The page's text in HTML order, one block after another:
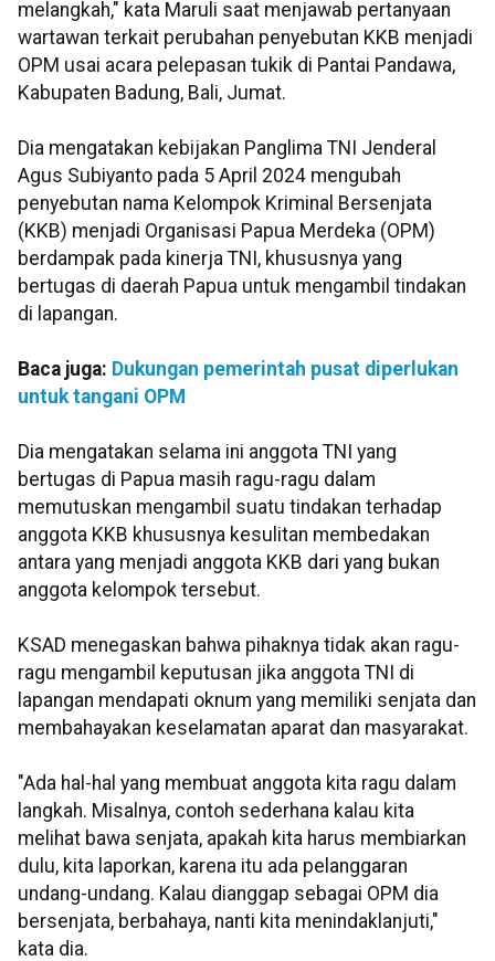
melangkah," kata Maruli saat menjawab pertanyaan
wartawan terkait perubahan penyebutan KKB menjadi
OPM usai acara pelepasan tukik di Pantai Pandawa,
Kabupaten Badung, Bali, Jumat.
Dia mengatakan kebijakan Panglima TNI Jenderal
Agus Subiyanto pada 5 April 2024 mengubah
penyebutan nama Kelompok Kriminal Bersenjata
(KKB) menjadi Organisasi Papua Merdeka (OPM)
berdampak pada kinerja TNI, khususnya yang
bertugas di daerah Papua untuk mengambil tindakan
di lapangan.
Baca juga: Dukungan pemerintah pusat diperlukan
untuk tangani OPM
Dia mengatakan selama ini anggota TNI yang
bertugas di Papua masih ragu-ragu dalam
memutuskan mengambil suatu tindakan terhadap
anggota KKB khususnya kesulitan membedakan
antara yang menjadi anggota KKB dari yang bukan
anggota kelompok tersebut.
KSAD menegaskan bahwa pihaknya tidak akan ragu-
ragu mengambil keputusan jika anggota TNI di
lapangan mendapati oknum yang memiliki senjata dan
membahayakan keselamatan aparat dan masyarakat.
"Ada hal-hal yang membuat anggota kita ragu dalam
langkah. Misalnya, contoh sederhana kalau kita
melihat bawa senjata, apakah kita harus membiarkan
dulu, kita laporkan, karena itu ada pelanggaran
undang-undang. Kalau dianggap sebagai OPM dia
bersenjata, berbahaya, nanti kita menindaklanjuti,"
kata dia.